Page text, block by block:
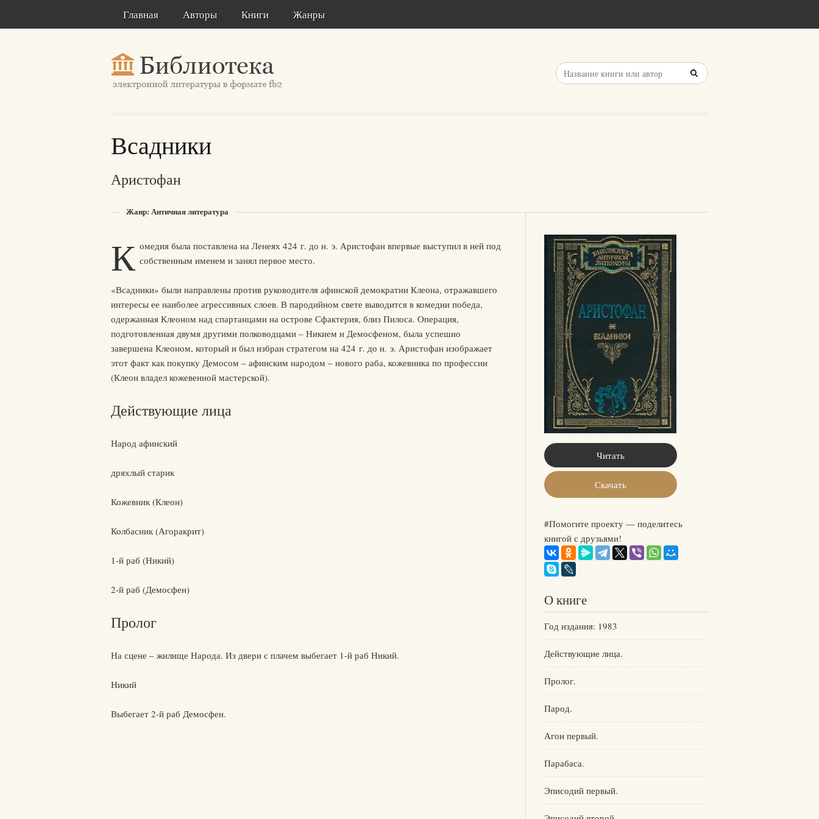
Главная Авторы Книги Жанры
Всадники
Аристофан
Жанр: Античная литература
К омедия была поставлена на Ленеях 424 г. до н. э. Аристофан впервые выступил в ней под
собственным именем и занял первое место.
«Всадники» были направлены против руководителя афинской демократии Клеона, отражавшего
интересы ее наиболее агрессивных слоев. В пародийном свете выводится в комедии победа,
одержанная Клеоном над спартанцами на острове Сфактерия, близ Пилоса. Операция,
подготовленная двумя другими полководцами – Никием и Демосфеном, была успешно
завершена Клеоном, который и был избран стратегом на 424 г. до н. э. Аристофан изображает
этот факт как покупку Демосом – афинским народом – нового раба, кожевника по профессии
(Клеон владел кожевенной мастерской).
Действующие лица
Народ афинский
дряхлый старик
Кожевник (Клеон)
Колбасник (Агоракрит)
1-й раб (Никий)
2-й раб (Демосфен)
Пролог
На сцене – жилище Народа. Из двери с плачем выбегает 1-й раб Никий.
Никий
Выбегает 2-й раб Демосфен.
Читать
Скачать
#Помогите проекту — поделитесь
книгой с друзьями!
О книге
Год издания: 1983
Действующие лица.
Пролог.
Парод.
Агон первый.
Парабаса.
Эписодий первый.